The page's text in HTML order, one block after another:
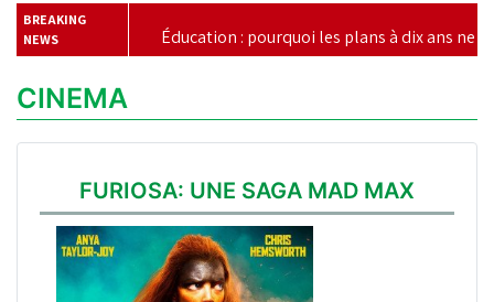
BREAKING
NEWS
Éducation : pourquoi les plans à dix ans ne suffisent plus
CINEMA
FURIOSA: UNE SAGA MAD MAX